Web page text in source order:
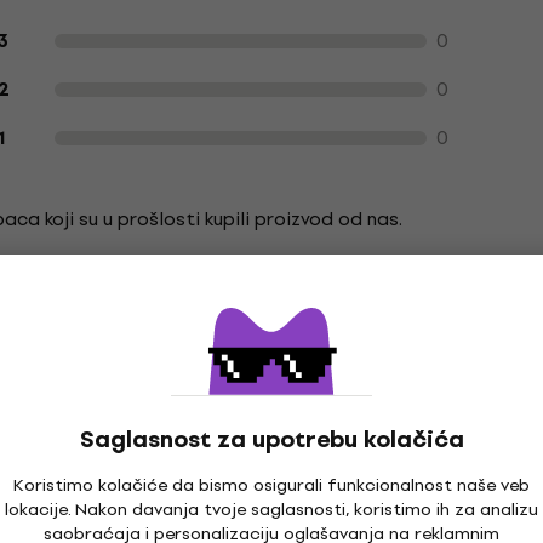
Saglasnost za upotrebu kolačića
Koristimo kolačiće da bismo osigurali funkcionalnost naše veb
lokacije. Nakon davanja tvoje saglasnosti, koristimo ih za analizu
saobraćaja i personalizaciju oglašavanja na reklamnim
0
2 0
1 0
koji su u prošlosti kupili proizvod od nas.